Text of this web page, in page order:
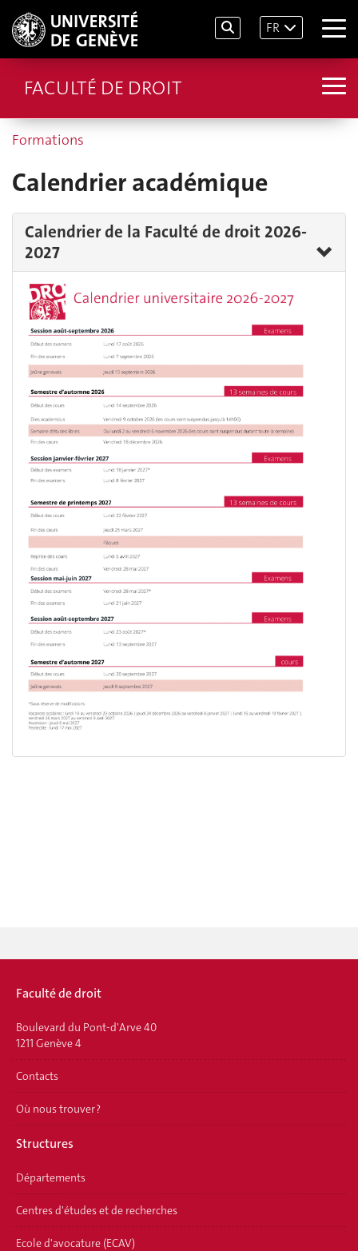
FR
FACULTÉ DE DROIT
Formations
Calendrier académique
Calendrier de la Faculté de droit 2026-
2027
Faculté de droit
Boulevard du Pont-d'Arve 40
1211 Genève 4
Contacts
Où nous trouver ?
Structures
Départements
Centres d'études et de recherches
Ecole d'avocature (ECAV)